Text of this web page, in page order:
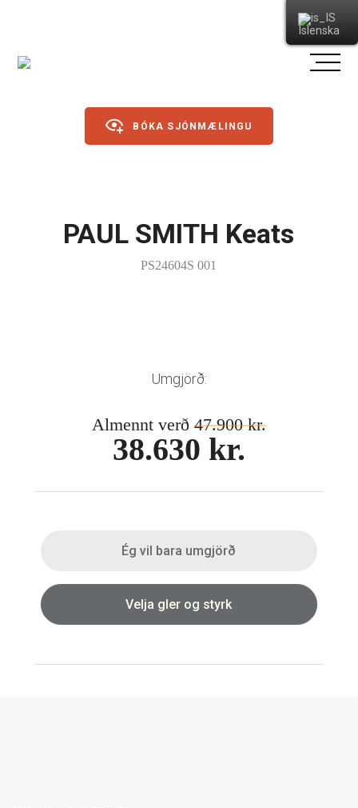
Sólgleraugu
Augnhvílur
Gleraugnaklútar og sprey
BÓKA SJÓNMÆLINGU
PAUL SMITH Keats
PS24604S 001
Umgjörð:
Almennt verð 47.900 kr.
38.630 kr.
Ég vil bara umgjörð
Velja gler og styrk
Íslenska